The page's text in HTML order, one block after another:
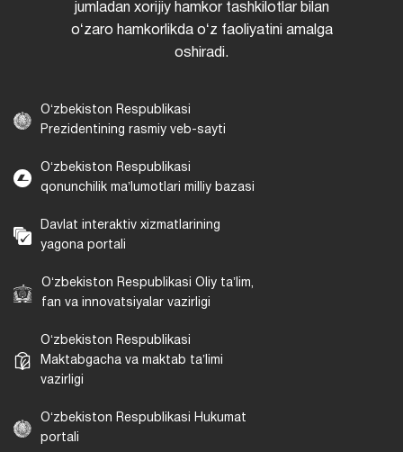
jumladan xorijiy hamkor tashkilotlar bilan
oʻzaro hamkorlikda oʻz faoliyatini amalga
oshiradi.
Oʻzbekiston Respublikasi
Prezidentining rasmiy veb-sayti
Oʻzbekiston Respublikasi
qonunchilik maʼlumotlari milliy bazasi
Davlat interaktiv xizmatlarining
yagona portali
Oʻzbekiston Respublikasi Oliy taʼlim,
fan va innovatsiyalar vazirligi
Oʻzbekiston Respublikasi
Maktabgacha va maktab taʼlimi
vazirligi
Oʻzbekiston Respublikasi Hukumat
portali